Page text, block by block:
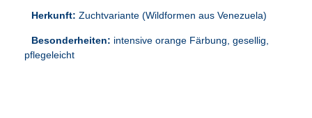
Herkunft: Zuchtvariante (Wildformen aus Venezuela)
Besonderheiten: intensive orange Färbung, gesellig,
pflegeleicht